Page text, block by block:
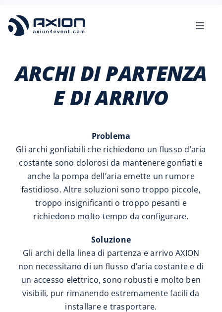
content
AXION
UTILIZZO
SU DI NOI
ARCHI DI PARTENZA
E DI ARRIVO
Problema
Gli archi gonfiabili che richiedono un flusso d’aria
costante sono dolorosi da mantenere gonfiati e
anche la pompa dell’aria emette un rumore
fastidioso. Altre soluzioni sono troppo piccole,
troppo insignificanti o troppo pesanti e
richiedono molto tempo da configurare.
Soluzione
Gli archi della linea di partenza e arrivo AXION
non necessitano di un flusso d’aria costante e di
un accesso elettrico, sono robusti e molto ben
visibili, pur rimanendo estremamente facili da
installare e trasportare.